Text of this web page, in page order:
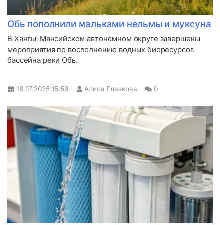
Обь пополнили мальками нельмы и муксуна
В Ханты-Мансийском автономном округе завершены
мероприятия по восполнению водных биоресурсов
бассейна реки Обь.
18.07.2025 15:59 Алиса Глазкова 0